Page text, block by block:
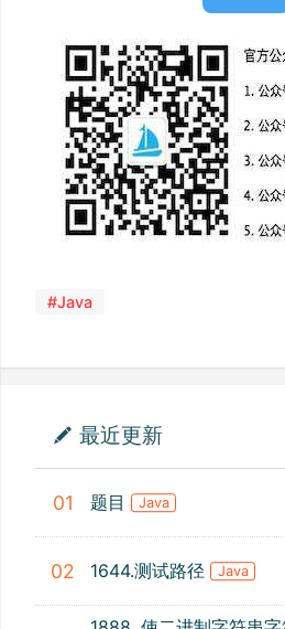
#Java
最近更新
01 题目 Java
02 1644.测试路径 Java